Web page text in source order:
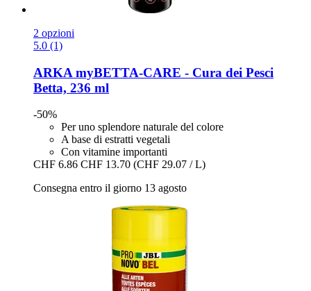
2 opzioni
5.0 (1)
ARKA myBETTA-​CARE -​ Cura dei Pesci
Betta, 236 ml
-50%
Per uno splendore naturale del colore
A base di estratti vegetali
Con vitamine importanti
CHF 6.86 CHF 13.70 (CHF 29.07 / L)
Consegna entro il giorno 13 agosto